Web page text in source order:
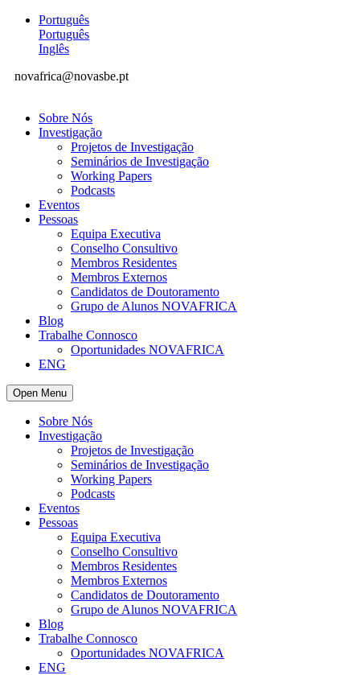
Português
Português
Inglês
novafrica@novasbe.pt
Sobre Nós
Investigação
Projetos de Investigação
Seminários de Investigação
Working Papers
Podcasts
Eventos
Pessoas
Equipa Executiva
Conselho Consultivo
Membros Residentes
Membros Externos
Candidatos de Doutoramento
Grupo de Alunos NOVAFRICA
Blog
Trabalhe Connosco
Oportunidades NOVAFRICA
ENG
Open Menu
Sobre Nós
Investigação
Projetos de Investigação
Seminários de Investigação
Working Papers
Podcasts
Eventos
Pessoas
Equipa Executiva
Conselho Consultivo
Membros Residentes
Membros Externos
Candidatos de Doutoramento
Grupo de Alunos NOVAFRICA
Blog
Trabalhe Connosco
Oportunidades NOVAFRICA
ENG